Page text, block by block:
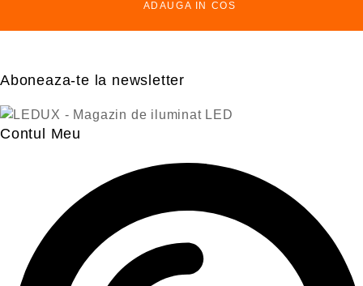
ADAUGA IN COS
Aboneaza-te la newsletter
Contul Meu